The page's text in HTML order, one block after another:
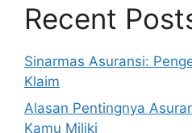
Recent
Sinarmas Asuransi:
Klaim
Alasan Pentingnya
Kamu Miliki